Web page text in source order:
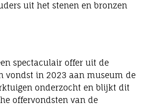
uit het stenen en bronzen
spectaculair offer uit de
vondst in 2023 aan museum de
onderzocht en blijkt dit
offervondsten van de